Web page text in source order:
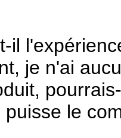
il
je n'ai
le